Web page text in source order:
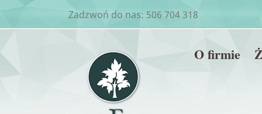
Zadzwoń do nas: 506 704 318
O firmie